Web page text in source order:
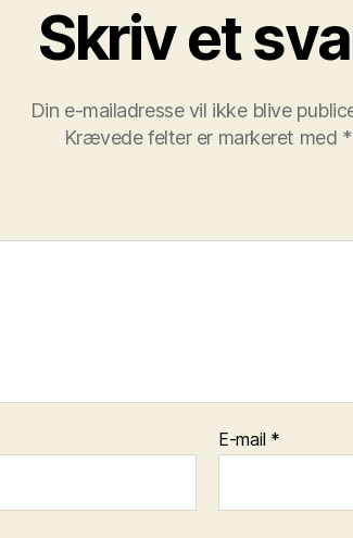
Skriv et
Din e-mailadresse vil ikke blive
Krævede felter er markeret med *
E-mail *